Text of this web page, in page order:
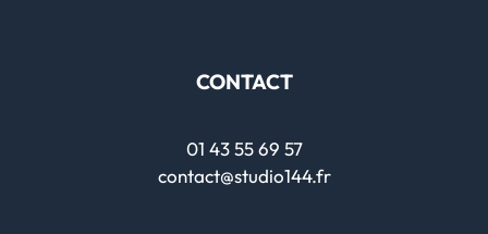
CONTACT
01 43 55 69 57
contact@studio144.fr